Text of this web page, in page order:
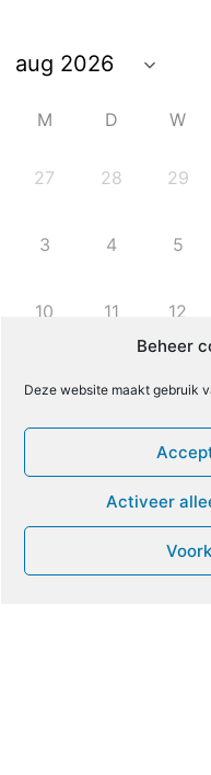
Beheer
Deze website maakt gebruik
Activeer
M D W
27 28 29
3 4 5
10 11 12
26
1 2